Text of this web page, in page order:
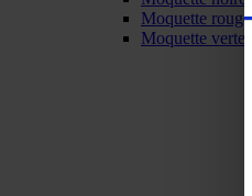
Moquette rouge
Moquette verte